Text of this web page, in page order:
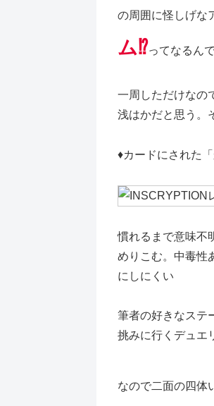
の周囲に怪しげな
ム⁉ってなるん
一周しただけなの
浅はかだと思う。
♦カードにされた
慣れるまで意味不
めりこむ。中毒性
にしにくい
筆者の好きなステ
挑みに行くデュエ
なので二面の四体